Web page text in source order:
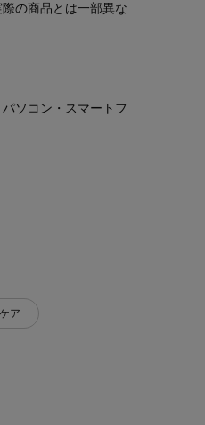
の商品とは一部異な
ソコン・スマートフ
ア